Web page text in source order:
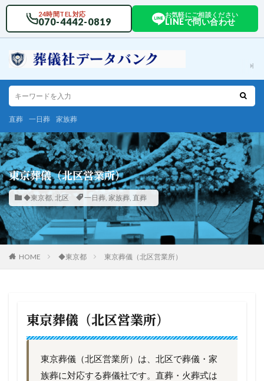
24時間TEL対応
070-4442-0819
お気軽にご相談ください
LINEで問い合わせ
直葬 一日葬 家族葬
東京葬儀（北区営業所）
◆東京都, 北区 一日葬, 家族葬, 直葬
HOME ◆東京都 東京葬儀（北区営業所）
東京葬儀（北区営業所）
東京葬儀（北区営業所）は、北区で葬儀・家
族葬に対応する葬儀社です。直葬・火葬式は